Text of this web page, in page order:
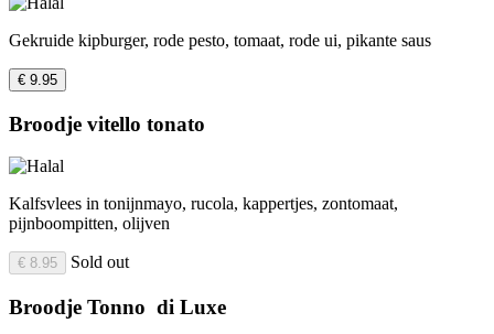
Gekruide kipburger, rode pesto, tomaat, rode ui, pikante saus
€ 9.95
Broodje vitello tonato
Kalfsvlees in tonijnmayo, rucola, kappertjes, zontomaat,
pijnboompitten, olijven
€ 8.95 Sold out
Broodje Tonno di Luxe